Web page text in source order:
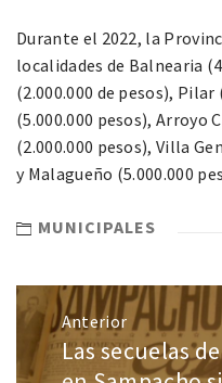
Durante el 2022, la
localidades de Balnearia
(2.000.000 de pesos), Pilar
(5.000.000 pesos), Arroyo
(2.000.000 pesos), Villa
y Malagueño (5.000.000
MUNICIPALES
Anterior
Las secuelas